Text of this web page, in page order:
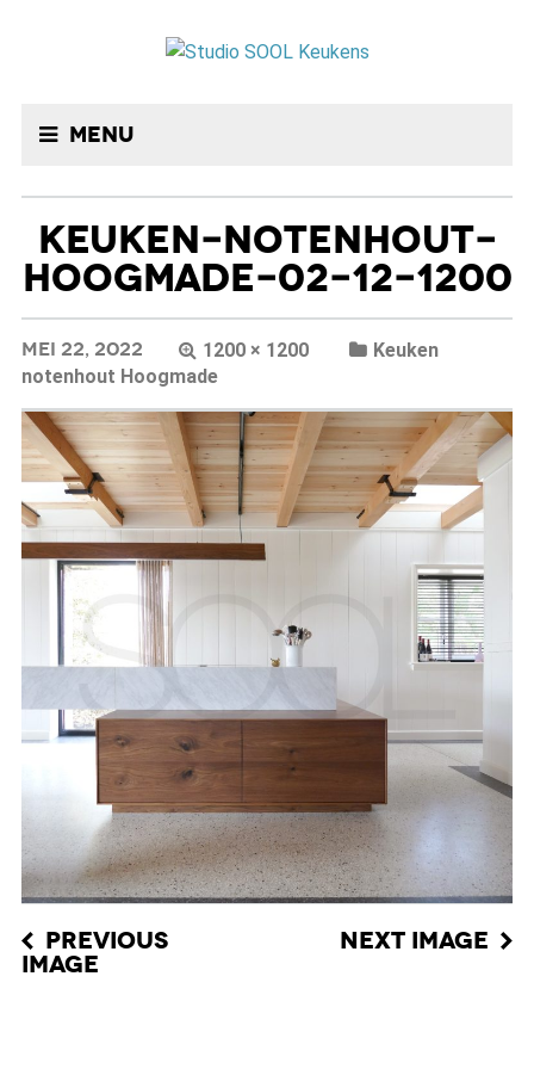
Menu
KEUKEN-NOTENHOUT-
HOOGMADE-02-12-1200
MEI 22, 2022 1200 × 1200
Keuken
notenhout Hoogmade
PREVIOUS
IMAGE
NEXT IMAGE